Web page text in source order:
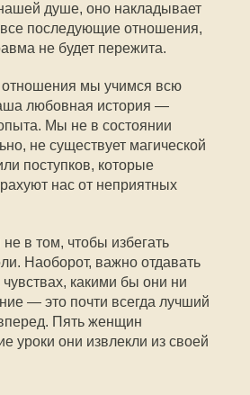
душе, оно накладывает
все последующие отношения,
не будет пережита.
отношения мы учимся всю
любовная история —
Мы не в состоянии
не существует магической
поступков, которые
нас от неприятных
в том, чтобы избегать
Наоборот, важно отдавать
чувствах, какими бы они ни
— это почти всегда лучший
Пять женщин
уроки они извлекли из своей